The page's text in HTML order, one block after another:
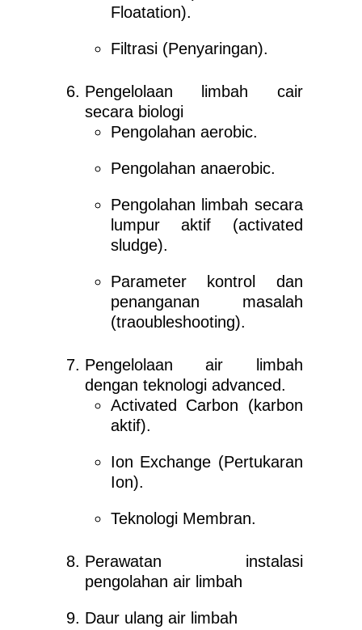
Floatation).
Filtrasi (Penyaringan).
Pengelolaan limbah cair
secara biologi
Pengolahan aerobic.
Pengolahan anaerobic.
Pengolahan limbah secara
lumpur aktif (activated
sludge).
Parameter kontrol dan
penanganan masalah
(traoubleshooting).
Pengelolaan air limbah
dengan teknologi advanced.
Activated Carbon (karbon
aktif).
Ion Exchange (Pertukaran
Ion).
Teknologi Membran.
Perawatan instalasi
pengolahan air limbah
Daur ulang air limbah